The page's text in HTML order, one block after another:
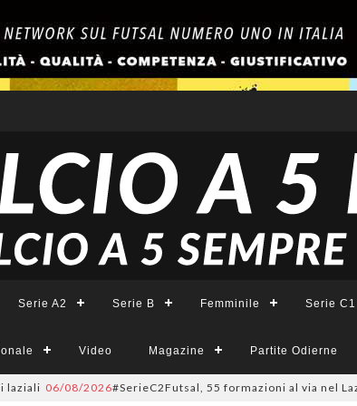
Serie A2 Serie B Femminile Serie C1
Video Magazine Partite Odierne
08/2026#SerieC2Futsal, 55 formazioni al via nel Lazio: la